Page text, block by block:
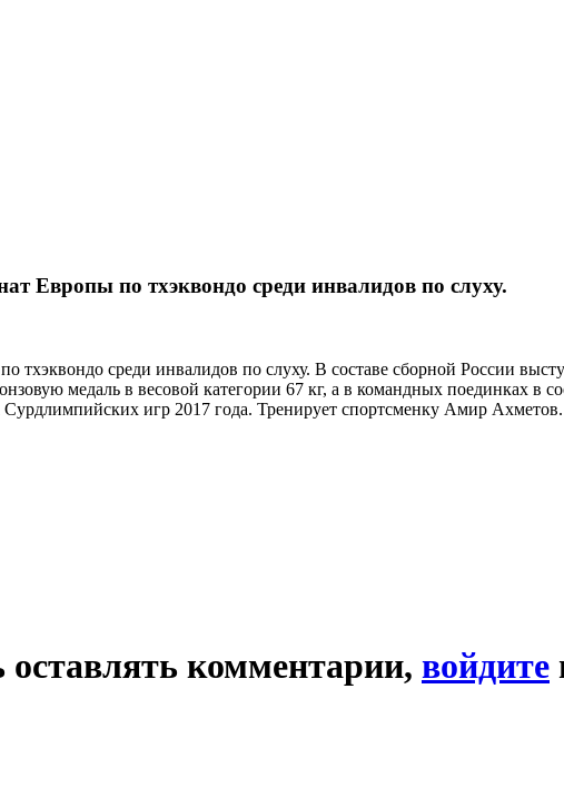
Европы по тхэквондо среди инвалидов по слуху.
среди инвалидов по слуху. В составе сборной России
медаль в весовой категории 67 кг, а в командных поединках в
игр 2017 года. Тренирует спортсменку Амир Ахметов.
комментарии, войдите